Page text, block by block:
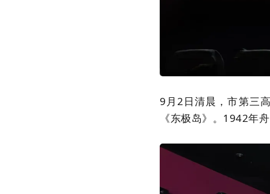
9月2日清晨，市第三
《东极岛》。1942年